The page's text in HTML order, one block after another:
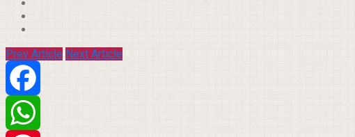
Prev Article Next Article
Facebook